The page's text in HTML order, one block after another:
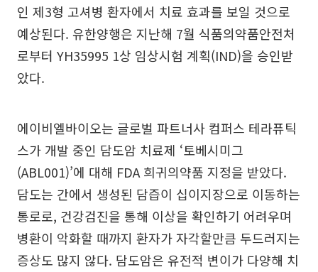
인 제3형 고셔병 환자에서 치료 효과를 보일 것으로
예상된다. 유한양행은 지난해 7월 식품의약품안전처
로부터 YH35995 1상 임상시험 계획(IND)을 승인받
았다.
에이비엘바이오는 글로벌 파트너사 컴퍼스 테라퓨틱
스가 개발 중인 담도암 치료제 ‘토베시미그
(ABL001)’에 대해 FDA 희귀의약품 지정을 받았다.
담도는 간에서 생성된 담즙이 십이지장으로 이동하는
통로로, 건강검진을 통해 이상을 확인하기 어려우며
병환이 악화할 때까지 환자가 자각할만큼 두드러지는
증상도 많지 않다. 담도암은 유전적 변이가 다양해 치